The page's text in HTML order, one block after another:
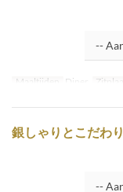
Maaltijden Diner
銀しゃりとこだわ